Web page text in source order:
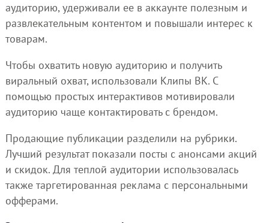
аудиторию, удерживали ее в аккаунте полезным и
развлекательным контентом и повышали интерес к
товарам.
Чтобы охватить новую аудиторию и получить
виральный охват, использовали Клипы ВК. С
помощью простых интерактивов мотивировали
аудиторию чаще контактировать с брендом.
Продающие публикации разделили на рубрики.
Лучший результат показали посты с анонсами акций
и скидок. Для теплой аудитории использовалась
также таргетированная реклама с персональными
офферами.